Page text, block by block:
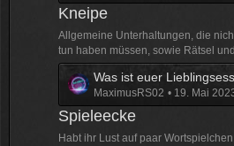
g
e
t
t
e
B
e
i
t
Kneipe
Allgemeine Unterhaltungen, die
tun haben müssen, sowie Rätsel
L
e
t
Was ist euer
MaximusRS02 19. Mai
Spieleecke
Habt ihr Lust auf paar